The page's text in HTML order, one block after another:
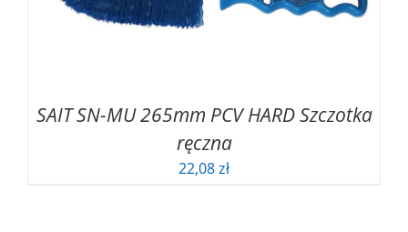
SAIT SN-MU 265mm PCV HARD Szczotka
ręczna
22,08zł